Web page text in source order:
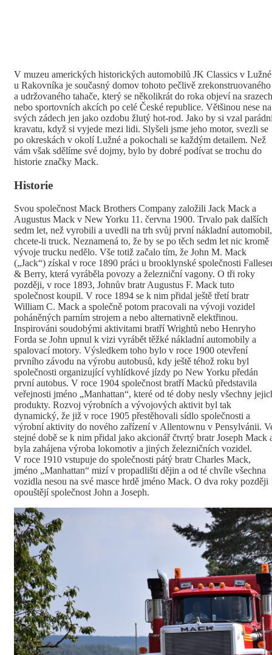
V muzeu amerických historických automobilů JK Classics v Lužné
u Rakovníka je současný domov tohoto pečlivě zrekonstruovaného
a udržovaného tahače, který se několikrát do roka objeví na srazech
nebo sportovních akcích po celé České republice. Většinou nese na
svých zádech jen jako ozdobu žlutý hot-rod. Jako by si vzal
kravatu, když si vyjede mezi lidi. Slyšeli jsme jeho motor, svezli se
po okreskách v okolí Lužné a pokochali se každým detailem. Než
vám však sdělíme své dojmy, bylo by dobré podívat se trochu do
historie značky Mack.
Historie
Svou společnost Mack Brothers Company založili Jack Mack a
Augustus Mack v New Yorku 11. června 1900. Trvalo pak dalších
sedm let, než vyrobili a uvedli na trh svůj první nákladní automobil,
chcete-li truck. Neznamená to, že by se po těch sedm let nic kromě
vývoje trucku nedělo. Vše totiž začalo tím, že John M. Mack
(„Jack“) získal v roce 1890 práci u brooklynské společnosti
& Berry, která vyráběla povozy a železniční vagony. O tři roky
později, v roce 1893, Johnův bratr Augustus F. Mack tuto
společnost koupil. V roce 1894 se k nim přidal ještě třetí bratr
William C. Mack a společně potom pracovali na vývoji vozidel
poháněných parním strojem a nebo alternativně elektřinou.
Inspirováni soudobými aktivitami bratří Wrightů nebo Henryho
Forda se John upnul k vizi vyrábět těžké nákladní automobily a
spalovací motory. Výsledkem toho bylo v roce 1900 otevření
prvního závodu na výrobu autobusů, kdy ještě téhož roku byl
společnosti organizující vyhlídkové jízdy po New Yorku předán
první autobus. V roce 1904 společnost bratří Macků představila
veřejnosti jméno „Manhattan“, které od té doby nesly všechny
produkty. Rozvoj výrobních a vývojových aktivit byl tak
dynamický, že již v roce 1905 přestěhovali sídlo společnosti a
výrobní aktivity do nového zařízení v Allentownu v Pensylvánii.
stejné době se k nim přidal jako akcionář čtvrtý bratr Joseph Mack
byla zahájena výroba lokomotiv a jiných železničních vozidel.
V roce 1910 vstupuje do společnosti pátý bratr Charles Mack,
jméno „Manhattan“ mizí v propadlišti dějin a od té chvíle všechna
vozidla nesou na své masce hrdě jméno Mack. O dva roky později
opouštějí společnost John a Joseph.